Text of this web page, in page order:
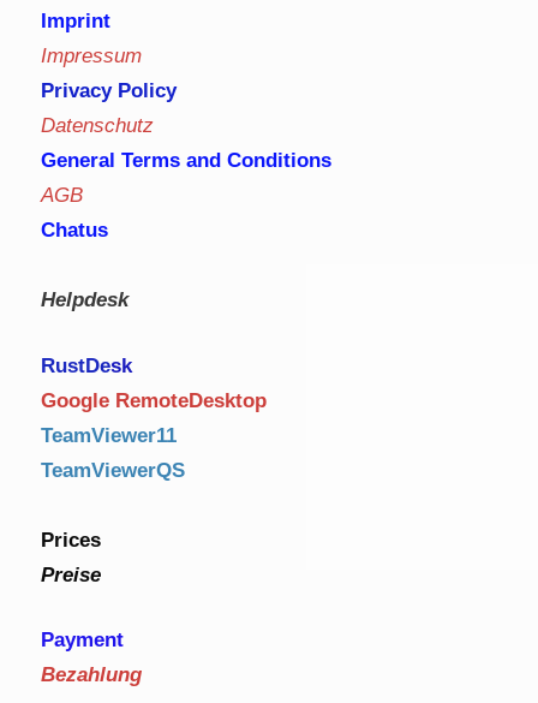
Imprint
Impressum
Privacy Policy
Datenschutz
General Terms and Conditions
AGB
Chatus
Helpdesk
RustDesk
Google RemoteDesktop
TeamViewer11
TeamViewerQS
Prices
Preise
Payment
Bezahlung